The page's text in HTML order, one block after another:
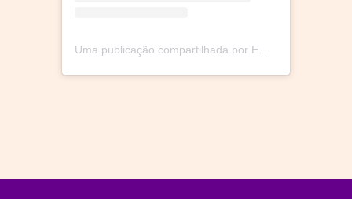
Uma publicação compartilhada por Em Movimento (@toemmovimento)